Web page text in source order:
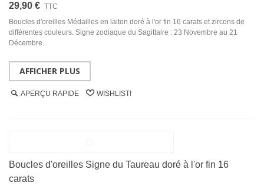
29,90 € TTC
Boucles d'oreilles Médailles en laiton doré à l'or fin 16 carats et zircons de
différentes couleurs. Signe zodiaque du Sagittaire : 23 Novembre au 21
Décembre.
AFFICHER PLUS
APERÇU RAPIDE WISHLIST!
Boucles d'oreilles Signe du Taureau doré à l'or fin 16
carats